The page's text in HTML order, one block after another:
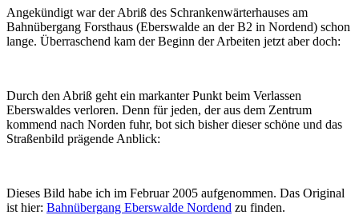
Angekündigt war der Abriß des Schrankenwärterhauses am
Bahnübergang Forsthaus (Eberswalde an der B2 in Nordend) schon
lange. Überraschend kam der Beginn der Arbeiten jetzt aber doch:
Durch den Abriß geht ein markanter Punkt beim Verlassen
Eberswaldes verloren. Denn für jeden, der aus dem Zentrum
kommend nach Norden fuhr, bot sich bisher dieser schöne und das
Straßenbild prägende Anblick:
Dieses Bild habe ich im Februar 2005 aufgenommen. Das Original
ist hier: Bahnübergang Eberswalde Nordend zu finden.